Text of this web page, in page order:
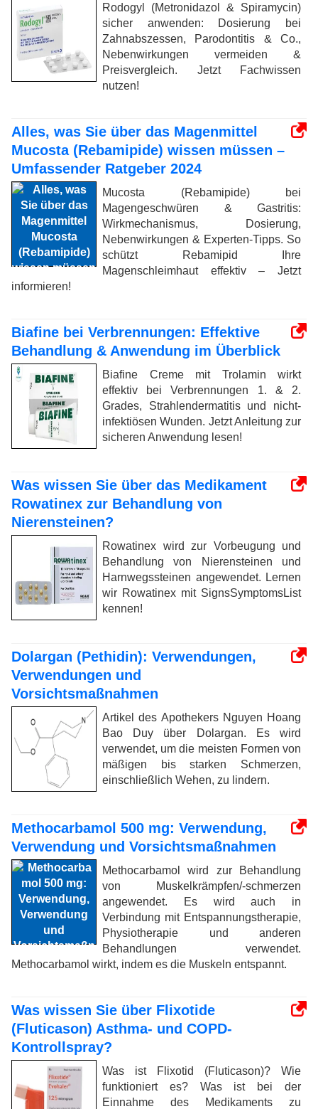
Rodogyl (Metronidazol & Spiramycin)
sicher anwenden: Dosierung bei
Zahnabszessen, Parodontitis & Co.,
Nebenwirkungen vermeiden &
Preisvergleich. Jetzt Fachwissen
nutzen!
Alles, was Sie über das Magenmittel
Mucosta (Rebamipide) wissen müssen –
Umfassender Ratgeber 2024
Mucosta (Rebamipide) bei
Magengeschwüren & Gastritis:
Wirkmechanismus, Dosierung,
Nebenwirkungen & Experten-Tipps. So
schützt Rebamipid Ihre
Magenschleimhaut effektiv – Jetzt
informieren!
Biafine bei Verbrennungen: Effektive
Behandlung & Anwendung im Überblick
Biafine Creme mit Trolamin wirkt
effektiv bei Verbrennungen 1. & 2.
Grades, Strahlendermatitis und nicht-
infektiösen Wunden. Jetzt Anleitung zur
sicheren Anwendung lesen!
Was wissen Sie über das Medikament
Rowatinex zur Behandlung von
Nierensteinen?
Rowatinex wird zur Vorbeugung und
Behandlung von Nierensteinen und
Harnwegssteinen angewendet. Lernen
wir Rowatinex mit SignsSymptomsList
kennen!
Dolargan (Pethidin): Verwendungen,
Verwendungen und
Vorsichtsmaßnahmen
Artikel des Apothekers Nguyen Hoang
Bao Duy über Dolargan. Es wird
verwendet, um die meisten Formen von
mäßigen bis starken Schmerzen,
einschließlich Wehen, zu lindern.
Methocarbamol 500 mg: Verwendung,
Verwendung und Vorsichtsmaßnahmen
Methocarbamol wird zur Behandlung
von Muskelkrämpfen/-schmerzen
angewendet. Es wird auch in
Verbindung mit Entspannungstherapie,
Physiotherapie und anderen
Behandlungen verwendet.
Methocarbamol wirkt, indem es die Muskeln entspannt.
Was wissen Sie über Flixotide
(Fluticason) Asthma- und COPD-
Kontrollspray?
Was ist Flixotid (Fluticason)? Wie
funktioniert es? Was ist bei der
Einnahme des Medikaments zu